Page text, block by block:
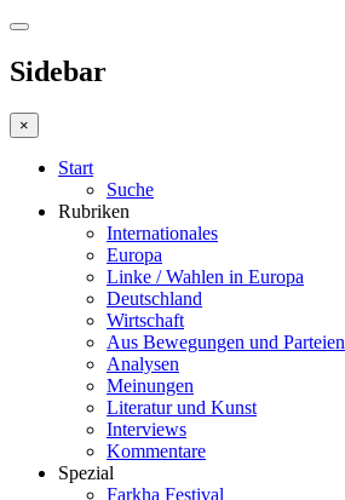
Sidebar
×
Start
Suche
Rubriken
Internationales
Europa
Linke / Wahlen in Europa
Deutschland
Wirtschaft
Aus Bewegungen und Parteien
Analysen
Meinungen
Literatur und Kunst
Interviews
Kommentare
Spezial
Farkha Festival